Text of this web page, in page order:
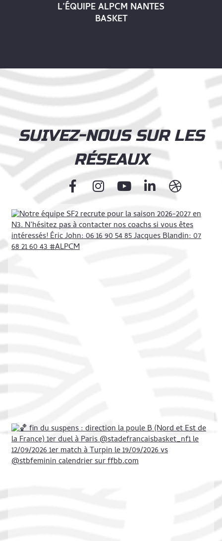
L’ÉQUIPE ALPCM NANTES
BASKET
SUIVEZ-NOUS SUR LES
RÉSEAUX